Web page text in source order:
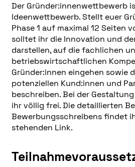
Der Gründer:innenwettbewerb
Ideenwettbewerb. Stellt euer
Phase 1 auf maximal 12 Seiten
solltet ihr die Innovation und
darstellen, auf die fachlichen
betriebswirtschaftlichen
Gründer:innen eingehen sowie
potenziellen Kund:innen und
beschreiben. Bei der
ihr völlig frei. Die detaillierten
Bewerbungsschreibens findet
stehenden Link.